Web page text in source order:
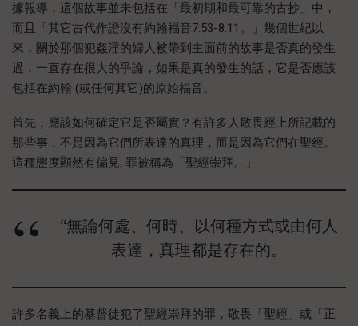
據報導，這個故事並未包括在「最初期和最可靠的古抄」中，
而且「其它古代作證沒有約翰福音7:53-8:11。」幾個世紀以
來，關於那個犯姦淫的婦人被帶到主面前的故事是否真的發生
過，一直存在很大的爭論，如果是真的發生的話，它是否應該
包括在約翰 (或任何其它)的原始福音。
首先，應該如何確定它是否屬實？有許多人敬畏經上所記載的
那些事，不是因為它們所表達的真理，而是因為它們在聖經。
這種態度顯然有偏見; 罪被稱為「聖經崇拜。」
“無論何處、何時、以何種方式或由何人
表達，真理都是存在的。
許多名義上的基督徒犯了聖經崇拜的罪，敬畏「聖經」或「正